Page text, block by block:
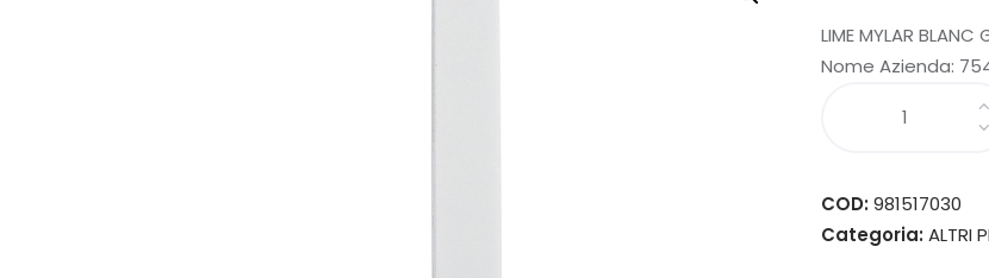
LIME MYLAR BLANC
Nome Azienda:
COD:981517030
Categoria:ALTRI